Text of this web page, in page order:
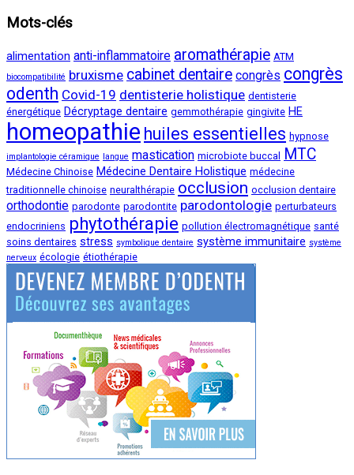
Mots-clés
alimentation anti-inflammatoire aromathérapie ATM
biocompatibilité bruxisme cabinet dentaire congrès congrès
odenth Covid-19 dentisterie holistique dentisterie
énergétique Décryptage dentaire gemmothérapie gingivite HE
homeopathie huiles essentielles hypnose
implantologie céramique langue mastication microbiote buccal MTC
Médecine Chinoise Médecine Dentaire Holistique médecine
traditionnelle chinoise neuralthérapie occlusion occlusion dentaire
orthodontie parodonte parodontite parodontologie perturbateurs
endocriniens phytothérapie pollution électromagnétique santé
soins dentaires stress symbolique dentaire système immunitaire système
nerveux écologie étiothérapie